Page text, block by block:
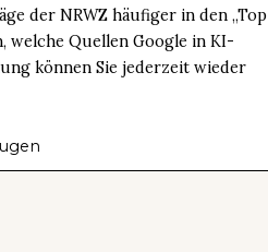
der NRWZ häufiger in den „Top
welche Quellen Google in KI-
können Sie jederzeit wieder